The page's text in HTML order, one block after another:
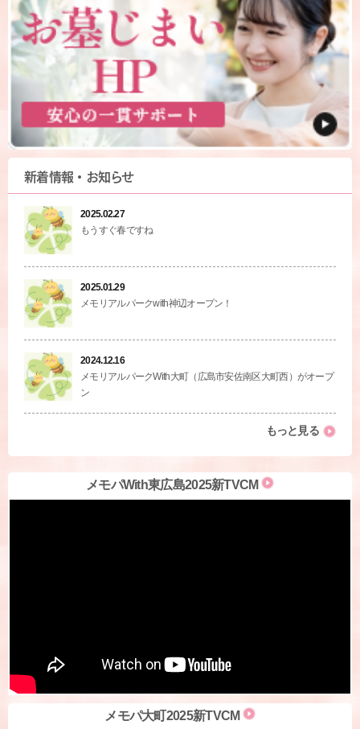
新着情報・お知らせ
2025.02.27
もうすぐ春ですね
2025.01.29
メモリアルパークwith神辺オープン！
2024.12.16
メモリアルパークWith大町（広島市安佐南区大町西）がオープ
ン
もっと見る
メモパWith東広島2025新TVCM
メモパ大町2025新TVCM